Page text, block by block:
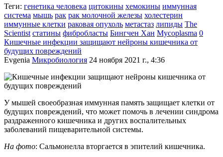
Теги: генетика человека цитокины хемокины иммунная
система мышь рак рак молочной железы холестерин
иммунные клетки раковая опухоль метастаз липиды The
Scientist статины фибробласты Бингчен Хан Mycoplasma 0
Кишечные инфекции защищают нейроны кишечника от
будущих повреждений
Evgenia Микробиология 24 ноября 2021 г., 4:36
У мышей своеобразная иммунная память защищает клетки от
будущих повреждений, что может помочь в лечении синдрома
раздраженного кишечника и других воспалительных
заболеваний пищеварительной системы.
На фото: Сальмонелла вторгается в эпителий кишечника.